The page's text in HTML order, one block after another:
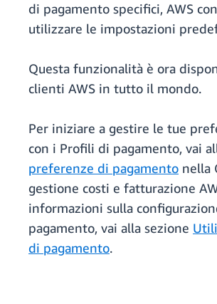
di pagamento specifici, AWS
utilizzare le impostazioni
Questa funzionalità è ora
clienti AWS in tutto il mondo.
Per iniziare a gestire le tue
con i Profili di pagamento, vai
preferenze di pagamento nella
gestione costi e fatturazione
informazioni sulla
pagamento, vai alla sezione
di pagamento.